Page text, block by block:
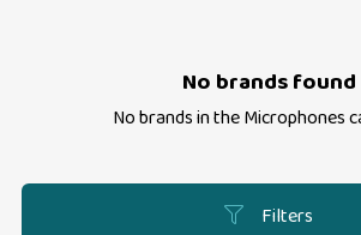
Filters
No brands found
No brands in theMicrophones